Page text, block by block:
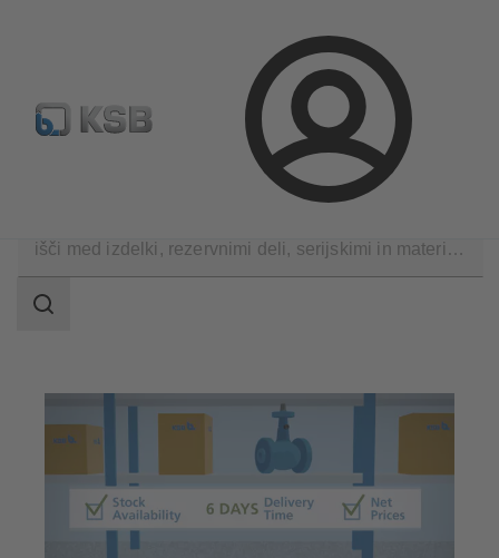
Prijava
Standardno iskanje rezervih delov Konfiguracija
MyKSB
iskanja
področje